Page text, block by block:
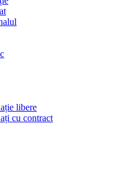
libere
cu contract